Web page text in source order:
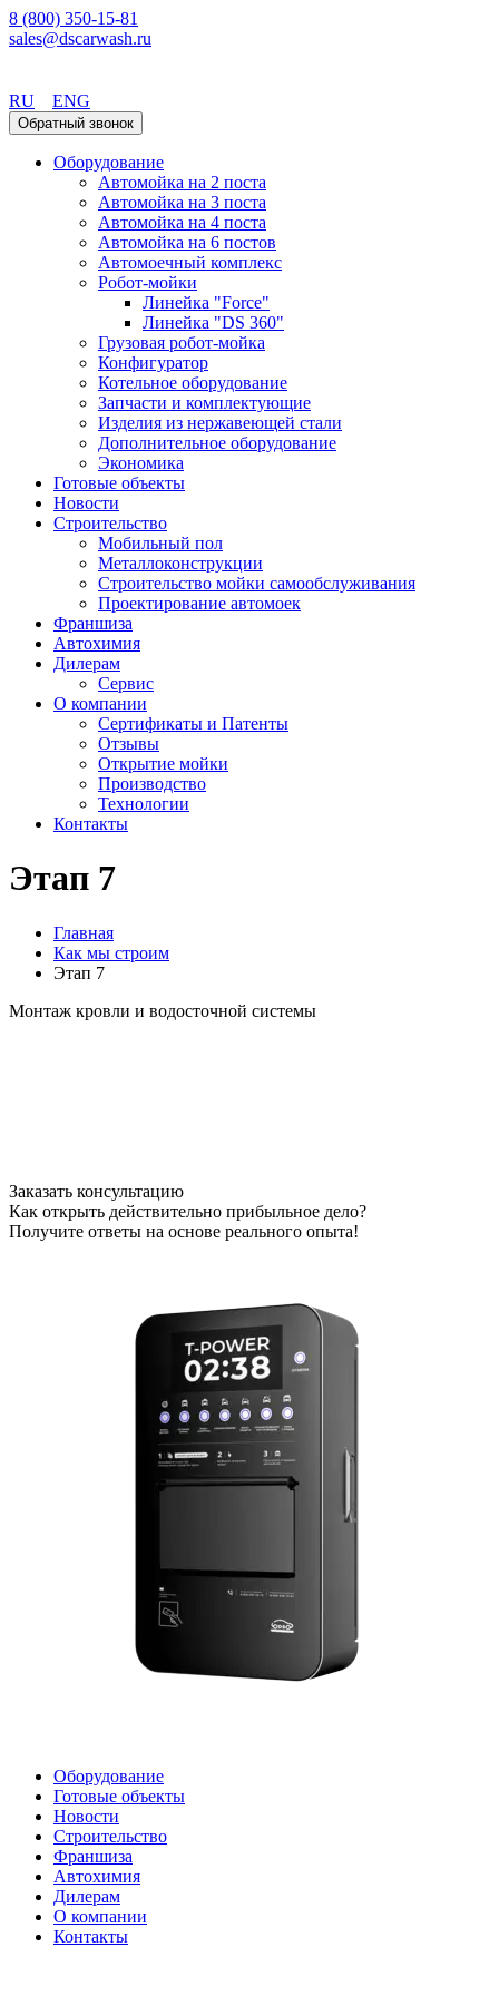
8 (800) 350-15-81
sales@dscarwash.ru
RU
ENG
Обратный звонок
Оборудование
Автомойка на 2 поста
Автомойка на 3 поста
Автомойка на 4 поста
Автомойка на 6 постов
Автомоечный комплекс
Робот-мойки
Линейка "Force"
Линейка "DS 360"
Грузовая робот-мойка
Конфигуратор
Котельное оборудование
Запчасти и комплектующие
Изделия из нержавеющей стали
Дополнительное оборудование
Экономика
Готовые объекты
Новости
Строительство
Мобильный пол
Металлоконструкции
Строительство мойки самообслуживания
Проектирование автомоек
Франшиза
Автохимия
Дилерам
Сервис
О компании
Сертификаты и Патенты
Отзывы
Открытие мойки
Производство
Технологии
Контакты
Этап 7
Главная
Как мы строим
Этап 7
Монтаж кровли и водосточной системы
Заказать консультацию
Как открыть действительно прибыльное дело?
Получите ответы на основе реального опыта!
Оборудование
Готовые объекты
Новости
Строительство
Франшиза
Автохимия
Дилерам
О компании
Контакты